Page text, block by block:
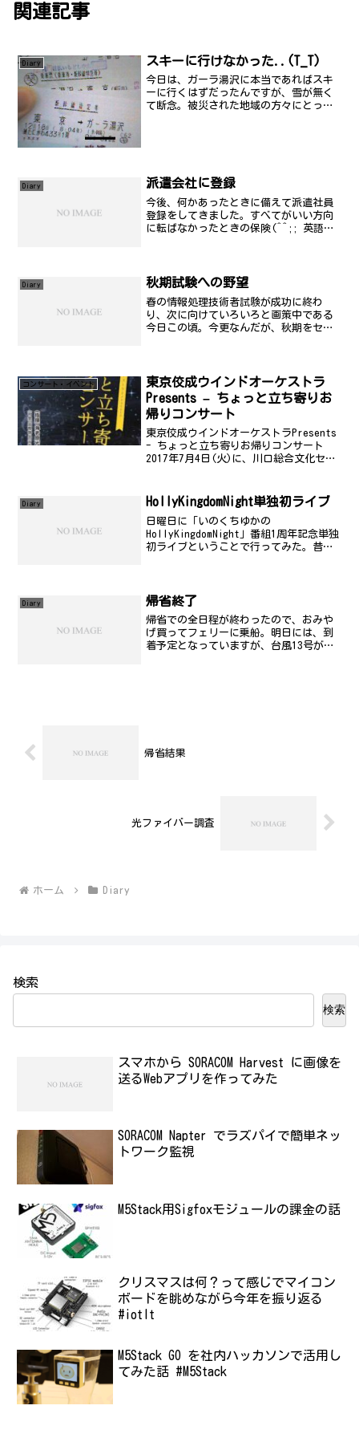
関連記事
Diary スキーに行けなかった..(T_T)
今日は、ガーラ湯沢に本当であればスキ
ーに行くはずだったんですが、雪が無く
て断念。被災された地域の方々にとって
Diary 派遣会社に登録
今後、何かあったときに備えて派遣社員
登録をしてきました。すべてがいい方向
に転ばなかったときの保険(^^;; 英語力
Diary 秋期試験への野望
春の情報処理技術者試験が成功に終わ
り、次に向けていろいろと画策中である
今日この頃。今更なんだが、秋期をセキ
もう遅いんだけどね。当...
コンサート・イベント
東京佼成ウインドオーケストラ
Presents – ちょっと立ち寄りお
帰りコンサート
東京佼成ウインドオーケストラPresents
- ちょっと立ち寄りお帰りコンサート
2017年7月4日(火)に、川口総合文化セン
Presents - ちょっと立ち寄りお帰り
コ...
Diary HollyKingdomNight単独初ライブ
日曜日に「いのくちゆかの
HollyKingdomNight」番組1周年記念単独
初ライブということで行ってみた。昔の
数ってのは、かなり...
Diary 帰省終了
帰省での全日程が終わったので、おみや
げ買ってフェリーに乗船。明日には、到
着予定となっていますが、台風13号が迫
帰省結果
光ファイバー調査
ホーム Diary
検索
検索
スマホから SORACOM Harvest に画像を
送るWebアプリを作ってみた
SORACOM Napter でラズパイで簡単ネッ
トワーク監視
M5Stack用Sigfoxモジュールの課金の話
クリスマスは何？って感じでマイコン
ボードを眺めながら今年を振り返る
#iotlt
M5Stack GO を社内ハッカソンで活用し
てみた話 #M5Stack